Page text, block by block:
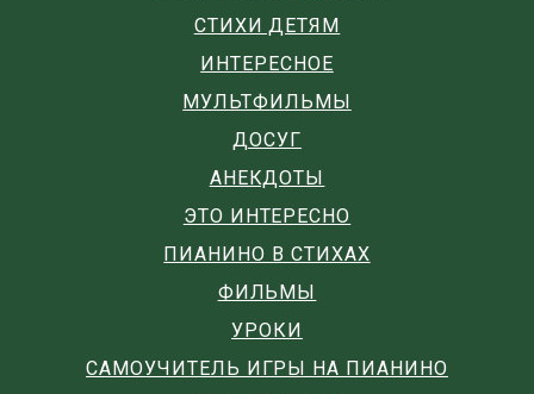
СТИХИ ДЕТЯМ
ИНТЕРЕСНОЕ
МУЛЬТФИЛЬМЫ
ДОСУГ
АНЕКДОТЫ
ЭТО ИНТЕРЕСНО
ПИАНИНО В СТИХАХ
ФИЛЬМЫ
УРОКИ
САМОУЧИТЕЛЬ ИГРЫ НА ПИАНИНО